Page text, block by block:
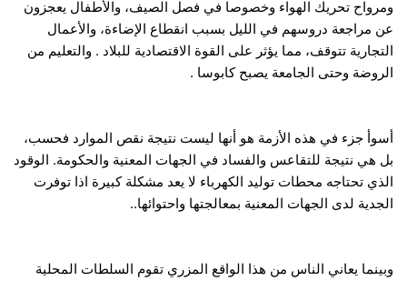
ومرواح تحريك الهواء وخصوصا في فصل الصيف، والأطفال يعجزون
عن مراجعة دروسهم في الليل بسبب انقطاع الإضاءة، والأعمال
التجارية تتوقف، مما يؤثر على القوة الاقتصادية للبلاد . والتعليم من
الروضة وحتى الجامعة يصبح كابوسا .
أسوأ جزء في هذه الأزمة هو أنها ليست نتيجة نقص الموارد فحسب،
بل هي نتيجة للتقاعس والفساد في الجهات المعنية والحكومة. الوقود
الذي تحتاجه محطات توليد الكهرباء لا يعد مشكلة كبيرة اذا توفرت
الجدية لدى الجهات المعنية بمعالجتها واحتوائها..
وبينما يعاني الناس من هذا الواقع المزري تقوم السلطات المحلية